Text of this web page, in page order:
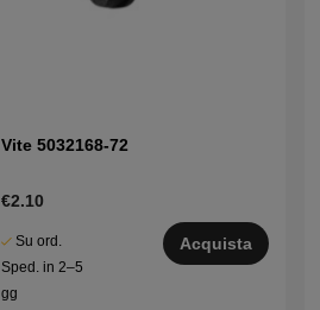
Vite 5032168-72
€2.10
Su ord.
Sped. in 2–5
gg
Acquista